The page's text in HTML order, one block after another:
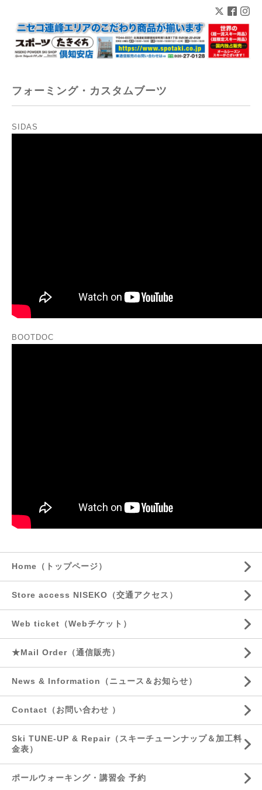
フォーミング・カスタムブーツ
SIDAS
BOOTDOC
Home（トップページ）
Store access NISEKO（交通アクセス）
Web ticket（Webチケット）
★Mail Order（通信販売）
News & Information（ニュース＆お知らせ）
Contact（お問い合わせ ）
Ski TUNE-UP & Repair（スキーチューンナップ＆加工料
金表）
ポールウォーキング・講習会 予約